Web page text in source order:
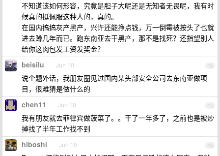
不知道该如何形容，究竟是胆子大呢还是无知者无畏呢，我有时
候真的挺佩服这种人的，真的。
在国内搞搞灰产黑产，兴许还能挣点钱，万一倒霉被按头了也就
进去蹲几年而已。跑东南亚去干黑产，那不是找死？还指望别人
给你这肉包发工资发奖金？
16
beisilu Jun 10
说个题外话，我朋友圈见过国内某头部安全公司去东南亚做项
目，很难猜是做什么的
17
chen11 Jun 10
我有朋友就去菲律宾做菠菜了。。干了一年多了，之前也是被炒
掉找了半年工作找不到
18
hiboshi Jun 10